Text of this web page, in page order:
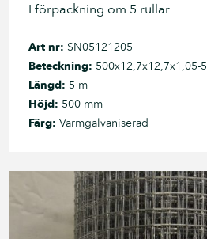
I förpackning om 5 rullar
Art nr: SN05121205
Beteckning: 500x12,7x12,7x1,05-5
Längd: 5 m
Höjd: 500 mm
Färg: Varmgalvaniserad